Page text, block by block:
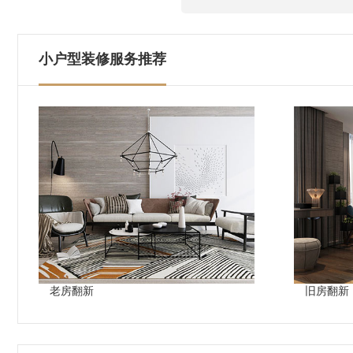
小户型装修服务推荐
老房翻新 旧房翻新